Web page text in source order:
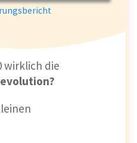
wirklich die